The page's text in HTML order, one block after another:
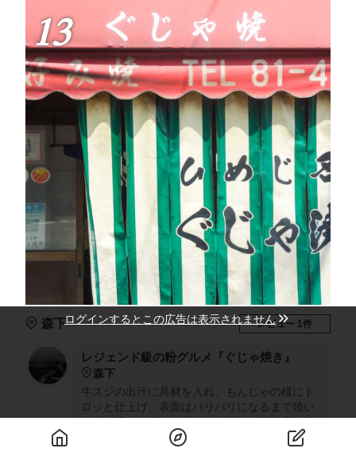
13
森下 レビュー 1件
レジェンド級の粉グルメ『ぐじゃ焼き』
森下
牛スジの出汁に具材を入れ、もんじゃの様にト
ロッと仕上げ、表面はパリパリになるまで焼い
た皮と混ぜて食べる『ぐじゃ焼き』発祥店。箸
が止まらない、1枚じゃ足りない！今や海外の方
ログインするとこの広告は表示されません